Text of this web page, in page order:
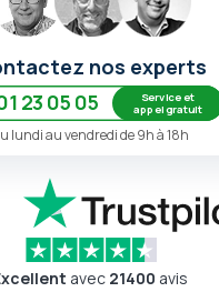
nos experts
23 05 05
Service et
appel gratuit
lundi au vendredi de 9h à 18h
avec 21400 avis